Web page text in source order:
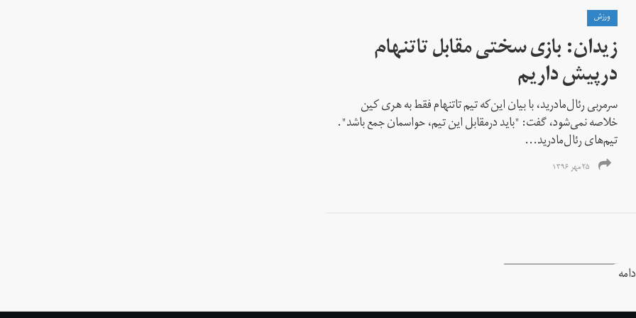
ورزش
زیدان: بازی سختی مقابل تاتنهام
درپیش داریم
سرمربی رئال‌مادرید، با بیان این‌که تیم تاتنهام فقط به هری کین
خلاصه نمی‌شود، گفت: "باید درمقابل این تیم، حواسمان جمع باشد".
تیم‌های رئال‌مادرید...
۲۵ مهر ۱۳۹۶